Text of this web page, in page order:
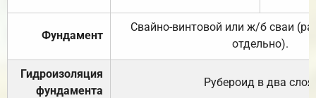
Фундамент
Свайно-винтовой или ж/б сваи
отдельно).
Гидроизоляция
фундамента
Рубероид в два слоя.